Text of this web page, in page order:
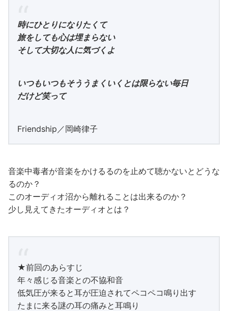
時にひとりになりたくて
旅をしても心は埋まらない
そして大切な人に気づくよ
いつもいつもそううまくいくとは限らない毎日
だけど笑って
Friendship／岡崎律子
音楽中毒者が音楽をかけるるのを止めて聴かないとどうな
るのか？
このオーディオ沼から離れることは出来るのか？
少し見えてきたオーディオとは？
★前回のあらすじ
年々感じる音楽との不協和音
低気圧が来ると耳が圧迫されてペコペコ鳴り出す
たまに来る謎の耳の痛みと耳鳴り